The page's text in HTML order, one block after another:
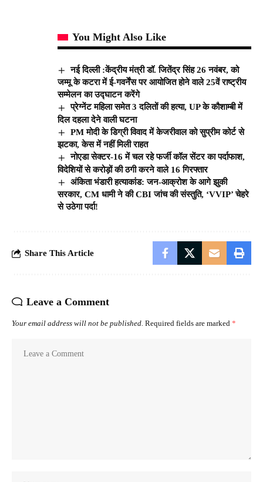
You Might Also Like
नई दिल्ली :केंद्रीय मंत्री डॉ. जितेंद्र सिंह 26 नवंबर, को
जम्मू के कटरा में ई-गवर्नेंस पर आयोजित होने वाले 25वें राष्ट्रीय
सम्मेलन का उद्घाटन करेंगे
प्रेग्नेंट महिला समेत 3 दलितों की हत्या, UP के कौशाम्बी में
दिल दहला देने वाली घटना
PM मोदी के डिग्री विवाद में केजरीवाल को सुप्रीम कोर्ट से
झटका, केस में नहीं मिली राहत
नोएडा सेक्टर-16 में चल रहे फर्जी कॉल सेंटर का पर्दाफाश,
विदेशियों से करोड़ों की ठगी करने वाले 16 गिरफ्तार
अंकिता भंडारी हत्याकांड: जन-आक्रोश के आगे झुकी
सरकार, CM धामी ने की CBI जांच की संस्तुति, ‘VVIP’ चेहरे
से उठेगा पर्दा!
Share This Article
Leave a Comment
Your email address will not be published. Required fields are marked *